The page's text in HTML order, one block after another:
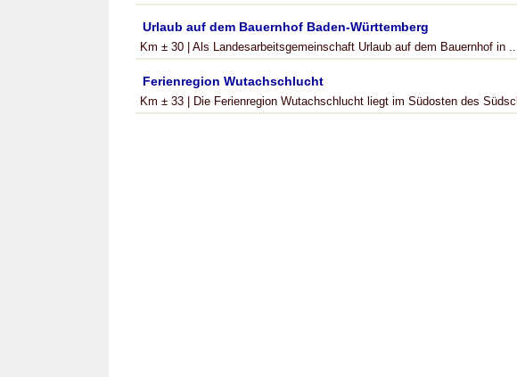
Urlaub auf dem Bauernhof Baden-Württemberg
Km ± 30 | Als Landesarbeitsgemeinschaft Urlaub auf dem Bauernhof in
Ferienregion Wutachschlucht
Km ± 33 | Die Ferienregion Wutachschlucht liegt im Südosten des